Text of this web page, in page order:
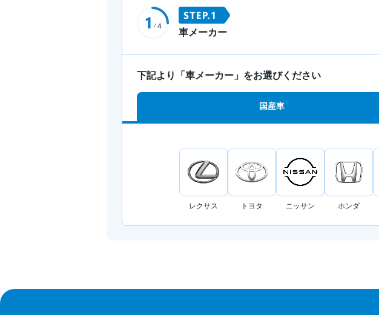
車メーカー
下記より「車メーカー」をお選びください
国産車
レクサス トヨタ ニッサン ホンダ